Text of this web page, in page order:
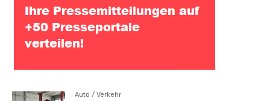
Auto / Verkehr